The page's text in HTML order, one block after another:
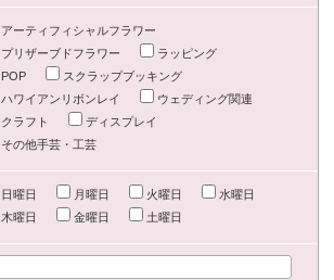
アーティフィシャルフラワー
プリザーブドフラワー
ラッピング
POP
スクラップブッキング
ハワイアンリボンレイ
ウェディング関連
クラフト
ディスプレイ
その他手芸・工芸
日曜日 月曜日 火曜日
水曜日
木曜日
金曜日 土曜日